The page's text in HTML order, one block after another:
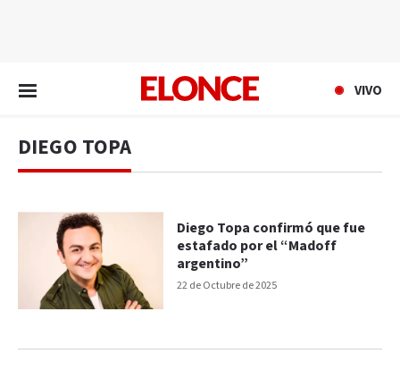
VIVO
DIEGO TOPA
22 de Octubre de 2025
Diego Topa confirmó que fue
estafado por el “Madoff
argentino”